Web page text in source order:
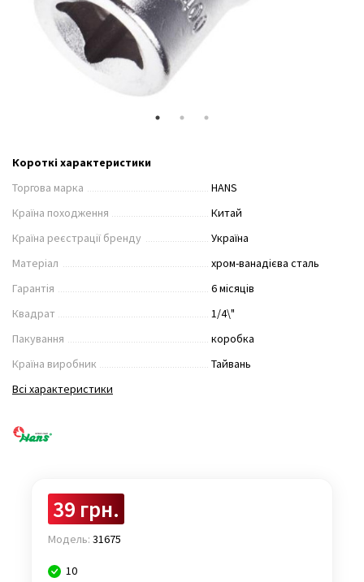
Короткі характеристики
Торгова марка
HANS
Країна походження
Китай
Країна реєстрації бренду
Україна
Матеріал
хром-ванадієва сталь
Гарантія
6 місяців
Квадрат
1/4\"
Пакування
коробка
Країна виробник
Тайвань
Всі характеристики
39 грн.
Модель: 31675
10